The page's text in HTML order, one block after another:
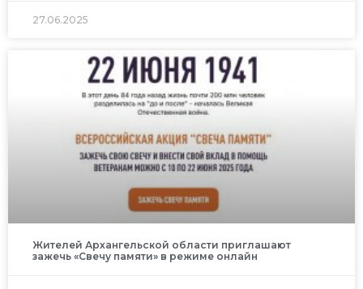
27.06.2025
Жителей Архангельской области приглашают
зажечь «Свечу памяти» в режиме онлайн